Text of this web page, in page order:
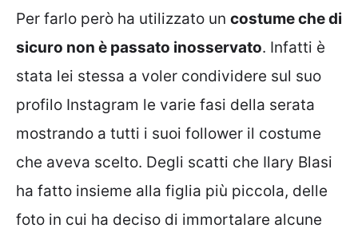
Per farlo però ha utilizzato un costume che di
sicuro non è passato inosservato. Infatti è
stata lei stessa a voler condividere sul suo
profilo Instagram le varie fasi della serata
mostrando a tutti i suoi follower il costume
che aveva scelto. Degli scatti che Ilary Blasi
ha fatto insieme alla figlia più piccola, delle
foto in cui ha deciso di immortalare alcune